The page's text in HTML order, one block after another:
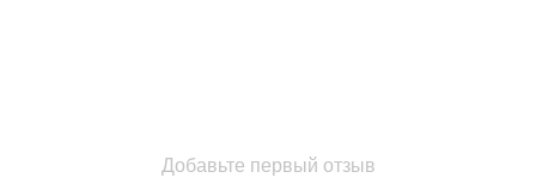
Добавьте первый отзыв